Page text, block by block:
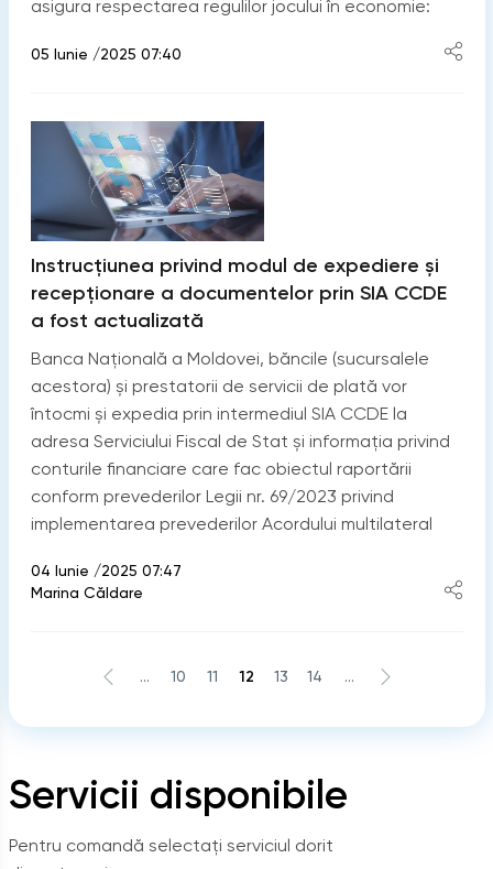
Servicii disponibile
Pentru comandă selectați serviciul dorit
asigura respectarea regulilor jocului în economie:
05 Iunie /2025 07:40
Instrucțiunea privind modul de expediere și
recepționare a documentelor prin SIA CCDE
a fost actualizată
Banca Națională a Moldovei, băncile (sucursalele
acestora) și prestatorii de servicii de plată vor
întocmi și expedia prin intermediul SIA CCDE la
adresa Serviciului Fiscal de Stat și informația privind
conturile financiare care fac obiectul raportării
conform prevederilor Legii nr. 69/2023 privind
implementarea prevederilor Acordului multilateral
04 Iunie /2025 07:47
Marina Căldare
... 10 11 12 13 14 ...